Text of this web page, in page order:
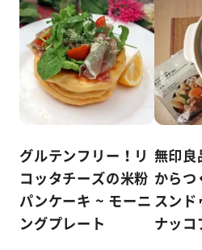
グルテンフリー！リ
コッタチーズの米粉
パンケーキ ~ モーニ
ングプレート
無印良
からつ
スンド
ナッコ